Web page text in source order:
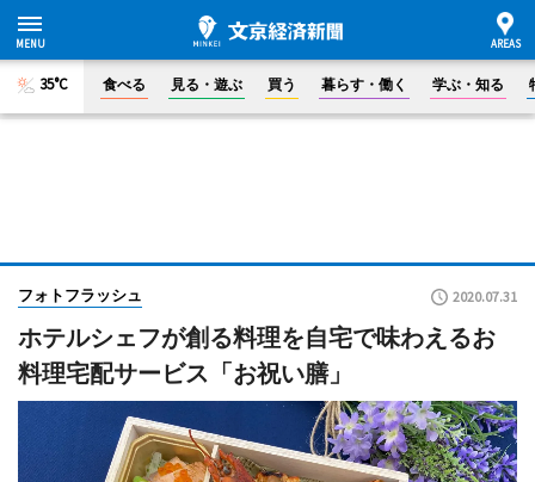
35°C 食べる 見る・遊ぶ 買う 暮らす・働く 学ぶ・知る
フォトフラッシュ 2020.07.31
ホテルシェフが創る料理を自宅で味わえるお
料理宅配サービス「お祝い膳」